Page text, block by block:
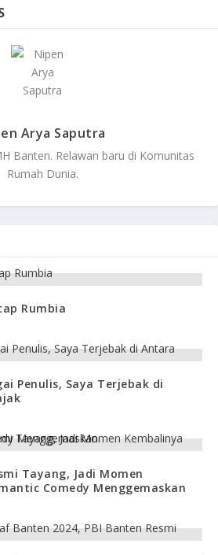
Arya Saputra
Banten. Relawan baru di Komunitas
Rumah Dunia.
Rumbia
Penulis, Saya Terjebak di
Tayang, Jadi Momen
Comedy Menggemaskan